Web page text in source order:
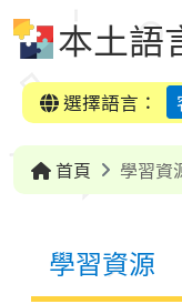
本土語
選擇語言：
首頁 學習資
學習資源